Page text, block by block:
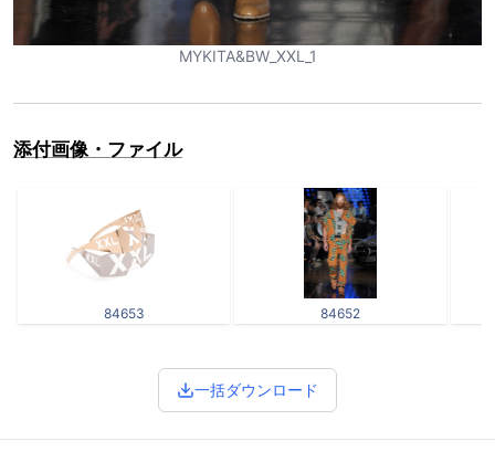
MYKITA&BW_XXL_1
添付画像・ファイル
84653 84652
一括ダウンロード